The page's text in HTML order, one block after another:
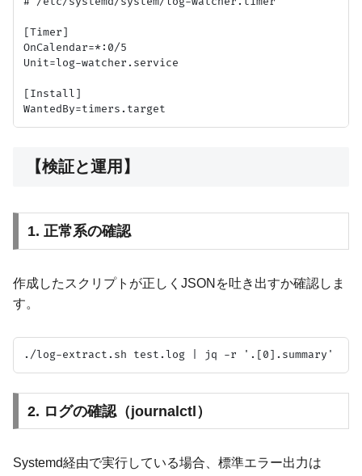
[Timer]
OnCalendar=*:0/5
Unit=log-watcher.service
[Install]
【検証と運用】
1. 正常系の確認
作成したスクリプトが正しくJSONを吐き出すか確認しま
す。
2. ログの確認（journalctl）
Systemd経由で実行している場合、標準エラー出力は